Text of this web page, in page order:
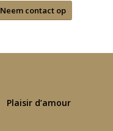
Neem contact op
Plaisir d’amour